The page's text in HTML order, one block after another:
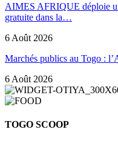
AIMES AFRIQUE déploie
gratuite dans la…
6 Août 2026
Marchés publics au Togo :
6 Août 2026
TOGO SCOOP